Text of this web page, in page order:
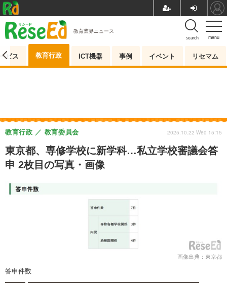
menu
search
教育業界ニュース
ビス 教育行政 ICT機器 事例 イベント リセマム
東京都、専修学校に新学科…私立学校審議会答
申 2枚目の写真・画像
教育行政 教育委員会 2025.10.22 Wed 15:15
画像出典：東京都
答申件数